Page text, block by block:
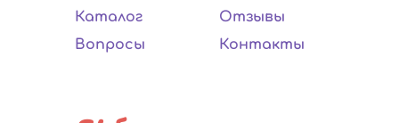
Каталог
Вопросы
Отзывы
Контакты